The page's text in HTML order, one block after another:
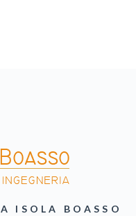
ISOLA BOASSO